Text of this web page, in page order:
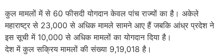
कुल मामलों में से 60 फीसदी योगदान केवल पांच राज्यों का है। अकेले
महाराष्ट्र से 23,000 से अधिक मामले सामने आए हैं जबकि आंध्र प्रदेश ने
इस सूची में 10,000 से अधिक मामलों का योगदान दिया है।
देश में कुल सक्रिय मामलों की संख्या 9,19,018 है।